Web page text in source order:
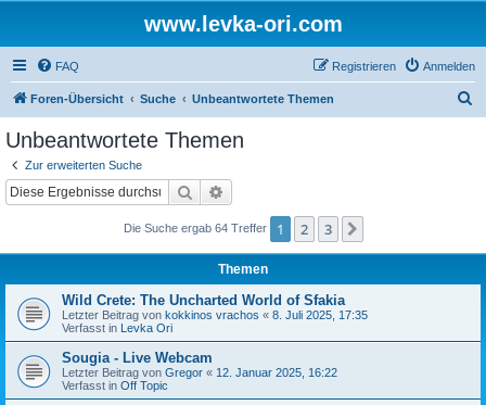
www.levka-ori.com
FAQ Anmelden
Registrieren
Foren-Übersicht Suche Unbeantwortete Themen
Unbeantwortete Themen
Zur erweiterten Suche
Suche
Die Suche ergab 64 Treffer 1 2 3
Themen
Wild Crete: The Uncharted World of Sfakia
Letzter Beitrag von kokkinos vrachos « 8. Juli 2025, 17:35
Verfasst in Levka Ori
Sougia - Live Webcam
Letzter Beitrag von Gregor « 12. Januar 2025, 16:22
Verfasst in Off Topic